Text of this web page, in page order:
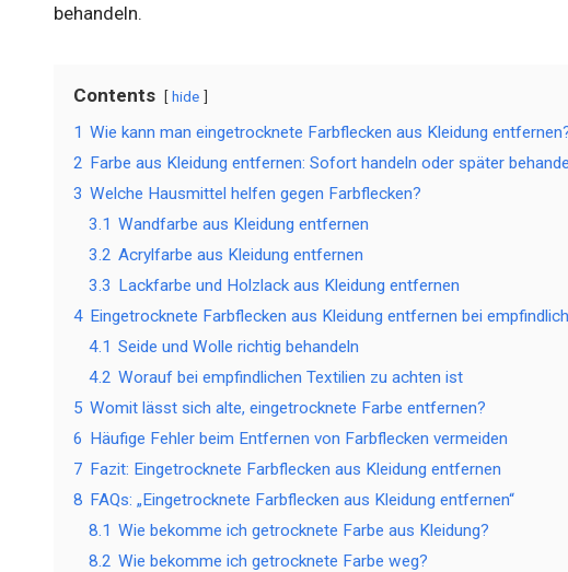
behandeln.
Contents hide
1 Wie kann man eingetrocknete Farbflecken aus Kleidung
2 Farbe aus Kleidung entfernen: Sofort handeln oder später
3 Welche Hausmittel helfen gegen Farbflecken?
3.1 Wandfarbe aus Kleidung entfernen
3.2 Acrylfarbe aus Kleidung entfernen
3.3 Lackfarbe und Holzlack aus Kleidung entfernen
4 Eingetrocknete Farbflecken aus Kleidung entfernen bei
4.1 Seide und Wolle richtig behandeln
4.2 Worauf bei empfindlichen Textilien zu achten ist
5 Womit lässt sich alte, eingetrocknete Farbe entfernen?
6 Häufige Fehler beim Entfernen von Farbflecken vermeiden
7 Fazit: Eingetrocknete Farbflecken aus Kleidung entfernen
8 FAQs: „Eingetrocknete Farbflecken aus Kleidung entfernen“
8.1 Wie bekomme ich getrocknete Farbe aus Kleidung?
8.2 Wie bekomme ich getrocknete Farbe weg?